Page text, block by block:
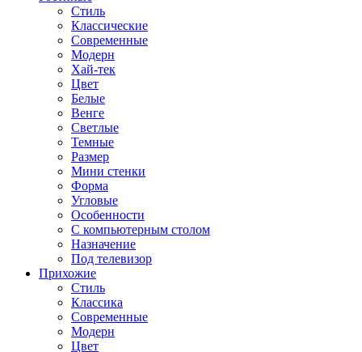
Стиль
Классические
Современные
Модерн
Хай-тек
Цвет
Белые
Венге
Светлые
Темные
Размер
Мини стенки
Форма
Угловые
Особенности
С компьютерным столом
Назначение
Под телевизор
Прихожие
Стиль
Классика
Современные
Модерн
Цвет